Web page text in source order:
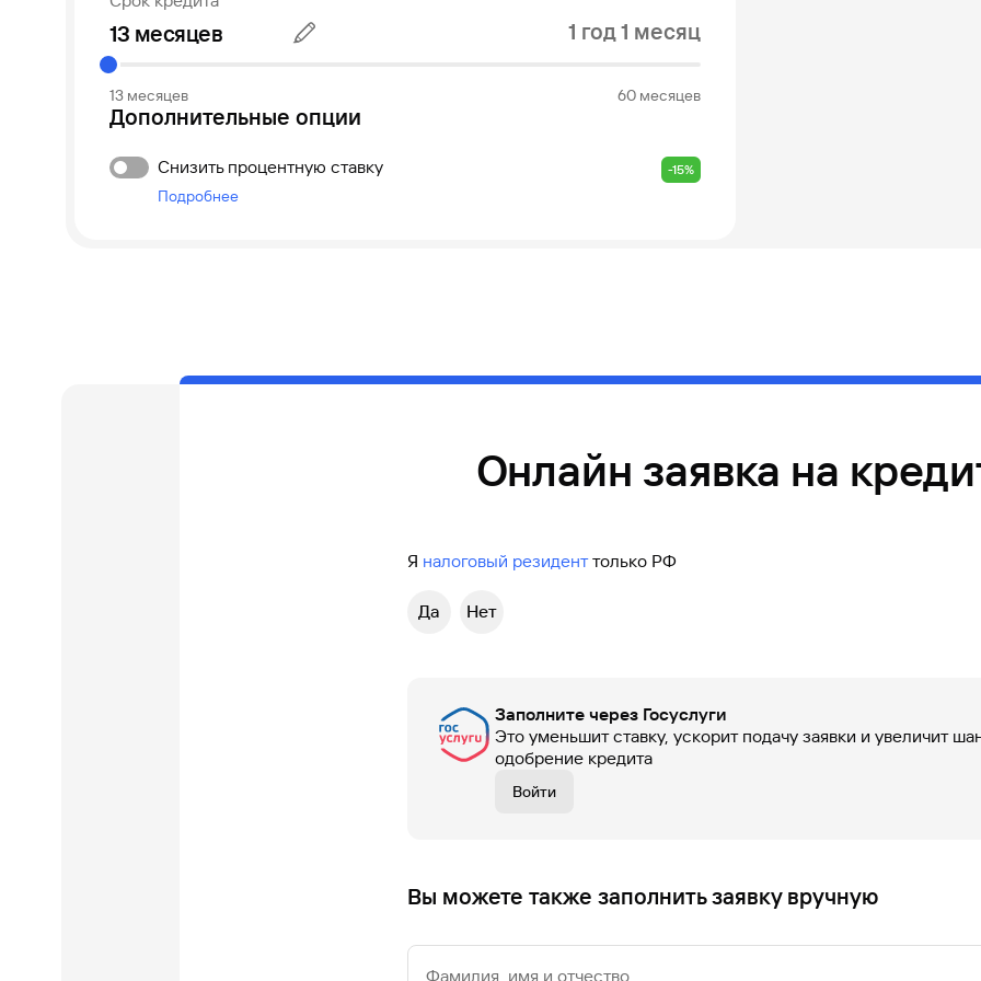
1 год 1 месяц
13 месяцев 60 месяцев
Дополнительные опции
Снизить процентную ставку
Подробнее
-15%
Онлайн заявка на
Я налоговый резиденттолько РФ
Да Нет
Заполните через Госуслуги
Это уменьшит ставку, ускорит подачу заявки и увеличит
одобрение кредита
Войти
Вы можете также заполнить заявку вручную
Фамилия, имя и отчество